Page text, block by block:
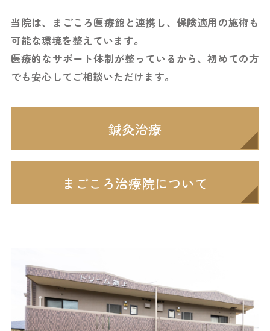
当院は、まごころ医療館と連携し、 保険適用の施術も
可能な環境を整えています。
医療的なサポート体制が整っているから、初めての方
でも安心してご相談いただけます。
鍼灸治療
まごころ治療院について